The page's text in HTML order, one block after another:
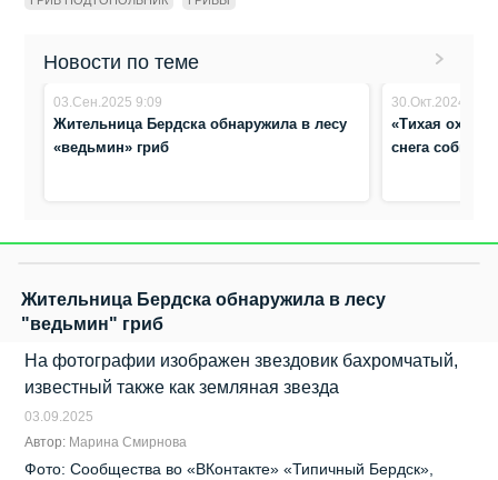
Новости по теме
03.Сен.2025 9:09
Жительница Бердска обнаружила в лесу
«ведьмин» гриб
30.Окт.2024
«Тихая
снега
Жительница Бердска обнаружила в лесу
"ведьмин" гриб
На фотографии изображен звездовик бахромчатый,
известный также как земляная звезда
03.09.2025
Автор: Марина Смирнова
Фото: Сообщества во «ВКонтакте» «Типичный Бердск»,